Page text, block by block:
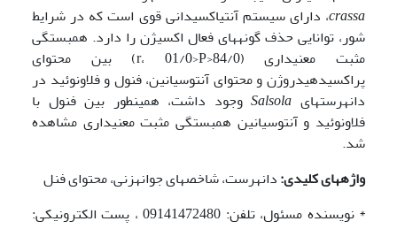
crassa، دارای سیستم آنتی­اکسیدانی قوی است که در شرایط
شور، توانایی حذف گونه­های فعال اکسیژن را دارد. همبستگی
مثبت معنی­داری (84/0<r، 01/0>P) بین محتوای
پراکسیدهیدروژن و محتوای آنتوسیانین، فنول و فلاونوئید در
دانه­رست­های Salsolaوجود داشت، همینطور بین فنول با
فلاونوئید و آنتوسیانین همبستگی مثبت معنی­داری مشاهده
شد.
واژه­های کلیدی:دانه­رست، شاخص­های جوانه­زنی، محتوای فنل
* نویسنده مسئول، تلفن: 09141472480 ، پست الکترونیکی: